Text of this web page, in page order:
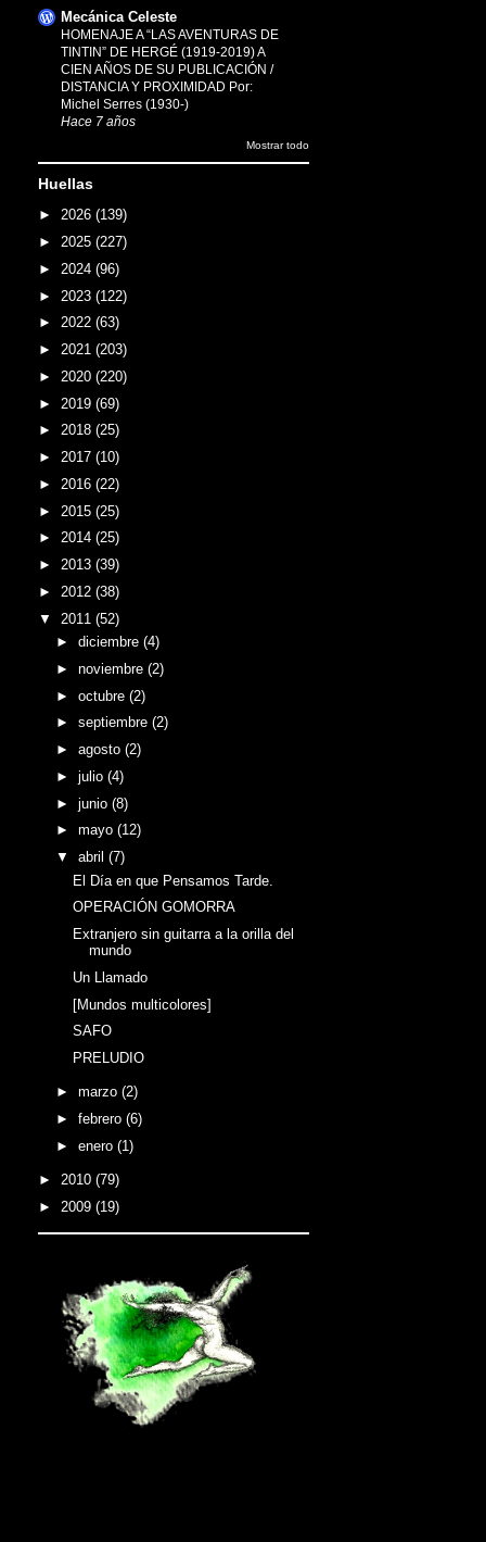
Mecánica Celeste
HOMENAJE A “LAS AVENTURAS DE
TINTIN” DE HERGÉ (1919-2019) A
CIEN AÑOS DE SU PUBLICACIÓN /
DISTANCIA Y PROXIMIDAD Por:
Michel Serres (1930-)
Hace 7 años
Mostrar todo
Huellas
► 2026 (139)
► 2025 (227)
► 2024 (96)
► 2023 (122)
► 2022 (63)
► 2021 (203)
► 2020 (220)
► 2019 (69)
► 2018 (25)
► 2017 (10)
► 2016 (22)
► 2015 (25)
► 2014 (25)
► 2013 (39)
► 2012 (38)
▼ 2011 (52)
► diciembre (4)
► noviembre (2)
► octubre (2)
► septiembre (2)
► agosto (2)
► julio (4)
► junio (8)
► mayo (12)
▼ abril (7)
El Día en que Pensamos Tarde.
OPERACIÓN GOMORRA
Extranjero sin guitarra a la orilla del
mundo
Un Llamado
[Mundos multicolores]
SAFO
PRELUDIO
► marzo (2)
► febrero (6)
► enero (1)
► 2010 (79)
► 2009 (19)